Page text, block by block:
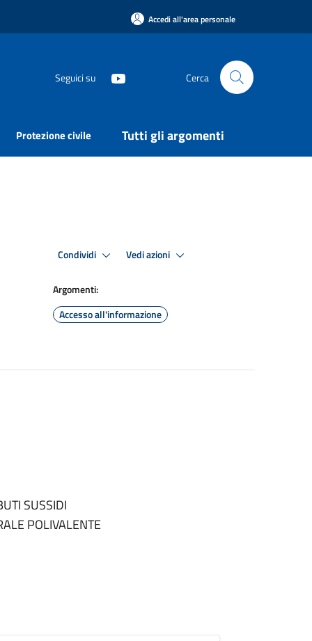
Accedi all'area personale
Seguici su Cerca
Protezione civile Tutti gli argomenti
Condividi Vedi azioni
Argomenti:
Accesso all'informazione
SUSSIDI
POLIVALENTE